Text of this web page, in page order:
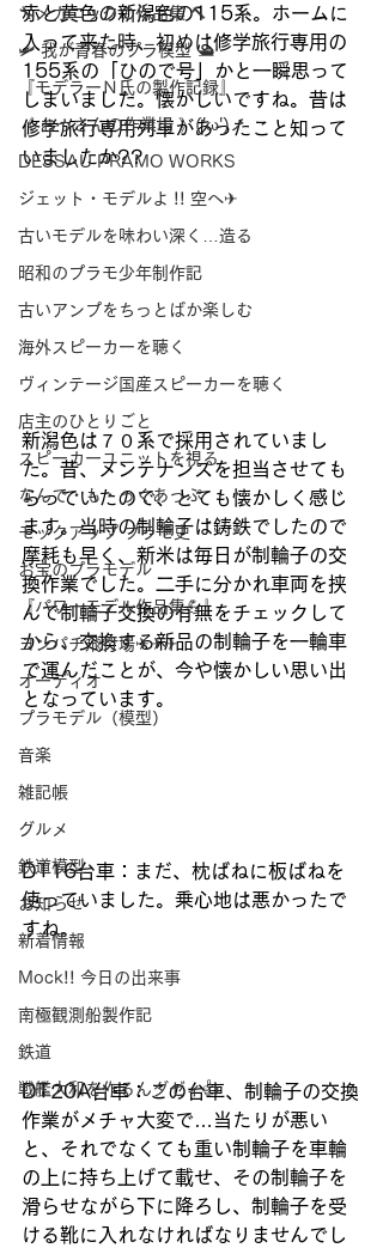
🔧メカニックの作品集 🔨
🛩 我が青春のプラ模型 🛥
『モデラーＮ氏の製作記録』
《 おっさんの作業場 》('ω')ノ
DESSAU PRAMO WORKS
ジェット・モデルよ !! 空へ✈
古いモデルを味わい深く…造る
昭和のプラモ少年制作記
古いアンプをちっとばか楽しむ
海外スピーカーを聴く
ヴィンテージ国産スピーカーを聴く
店主のひとりごと
スピーカーユニットを視る
なんで・も・っくあっぷ
モックアップ プラモ史
お宝のプラモデル
『パワーモデル作品集💪』
ヨンパチ飛行場✈✈✈
オーディオ
プラモデル（模型）
音楽
雑記帳
グルメ
鉄道模型
お知らせ
新着情報
Mock!! 今日の出来事
南極観測船製作記
鉄道
戦艦大和を作るんダゼィ👍
赤と黄色の新潟色の115系。ホームに
入って来た時、初めは修学旅行専用の
155系の「ひので号」かと一瞬思って
しまいました。懐かしいですね。昔は
修学旅行専用列車があったこと知って
いましたか??
新潟色は７０系で採用されていまし
た。昔、メンテナンスを担当させても
らっていたので、とても懐かしく感じ
ます。当時の制輪子は鋳鉄でしたので
摩耗も早く、新米は毎日が制輪子の交
換作業でした。二手に分かれ車両を挟
んで制輪子交換の有無をチェックして
から、交換する新品の制輪子を一輪車
で運んだことが、今や懐かしい思い出
となっています。
DT16台車：まだ、枕ばねに板ばねを
使っていました。乗心地は悪かったで
すね。
DT20A台車：この台車、制輪子の交換
作業がメチャ大変で…当たりが悪い
と、それでなくても重い制輪子を車輪
の上に持ち上げて載せ、その制輪子を
滑らせながら下に降ろし、制輪子を受
ける靴に入れなければなりませんでし